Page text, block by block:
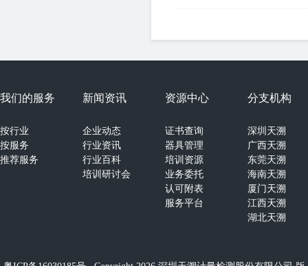
我们的服务
按行业
按服务
推荐服务
新闻资讯
企业动态
行业资讯
行业百科
培训研讨会
资源中心
证书查询
器具管理
培训资源
业务委托
认可附表
服务平台
分支机构
深圳天溯
广西天溯
东莞天溯
海南天溯
厦门天溯
江西天溯
湖北天溯
郑州天溯